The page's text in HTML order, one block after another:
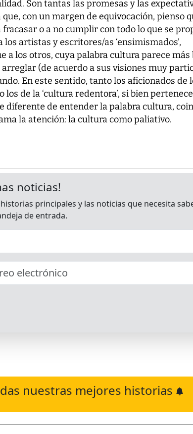
Son tantas las promesas y las
con un margen de equivocación, pienso
o a no cumplir con todo lo que se
artistas y escritores/as ‘ensimismados’,
a los otros, cuya palabra cultura parece más
(de acuerdo a sus visiones muy
En este sentido, tanto los aficionados de
los de la ‘cultura redentora’, si bien
diferente de entender la palabra cultura,
la atención: la cultura como paliativo.
nuestras mejores historias